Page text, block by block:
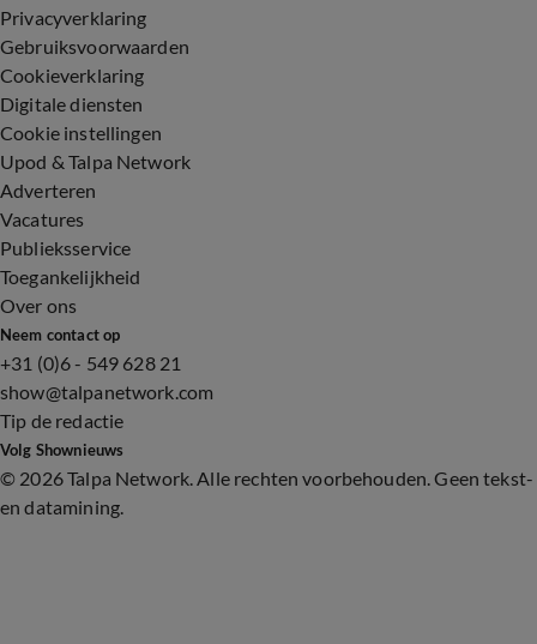
Privacyverklaring
Gebruiksvoorwaarden
Cookieverklaring
Digitale diensten
Cookie instellingen
Upod & Talpa Network
Adverteren
Vacatures
Publieksservice
Toegankelijkheid
Over ons
Neem contact op
+31 (0)6 - 549 628 21
show@talpanetwork.com
Tip de redactie
Volg Shownieuws
© 2026 Talpa Network. Alle rechten voorbehouden. Geen tekst-
en datamining.